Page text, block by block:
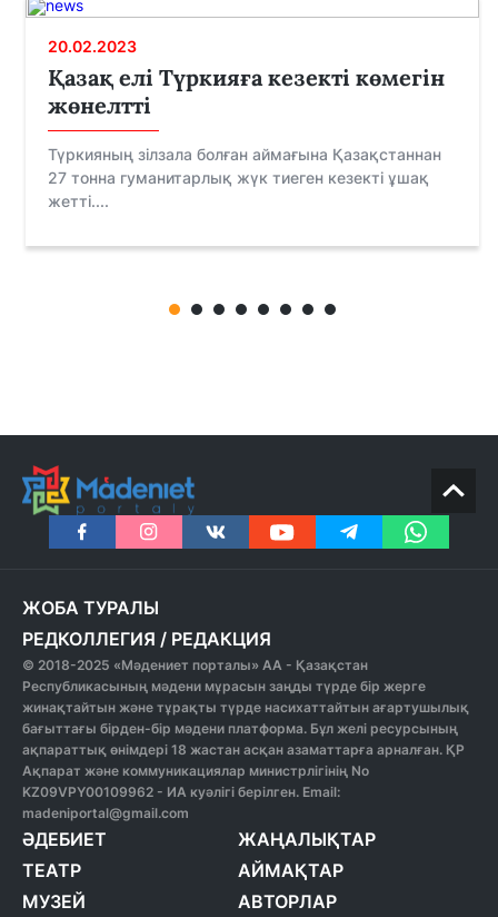
20.02.2023
Қазақ елі Түркияға кезекті көмегін
жөнелтті
Түркияның зілзала болған аймағына Қазақстаннан
27 тонна гуманитарлық жүк тиеген кезекті ұшақ
жетті....
ЖОБА ТУРАЛЫ
РЕДКОЛЛЕГИЯ / РЕДАКЦИЯ
© 2018-2025 «Мәдениет порталы» АА - Қазақстан
Республикасының мәдени мұрасын заңды түрде бір жерге
жинақтайтын және тұрақты түрде насихаттайтын ағартушылық
бағыттағы бірден-бір мәдени платформа. Бұл желі ресурсының
ақпараттық өнімдері 18 жастан асқан азаматтарға арналған. ҚР
Ақпарат және коммуникациялар министрлігінің No
KZ09VPY00109962 - ИА куәлігі берілген. Email:
madeniportal@gmail.com
ӘДЕБИЕТ
ТЕАТР
МУЗЕЙ
ЖАҢАЛЫҚТАР
АЙМАҚТАР
АВТОРЛАР